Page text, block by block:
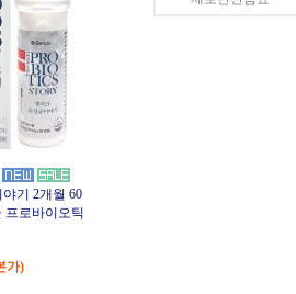
기 2개월 60
프로바이오틱
가)